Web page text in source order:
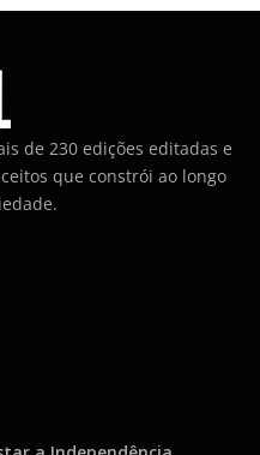
de 230 edições editadas e
que constrói ao longo